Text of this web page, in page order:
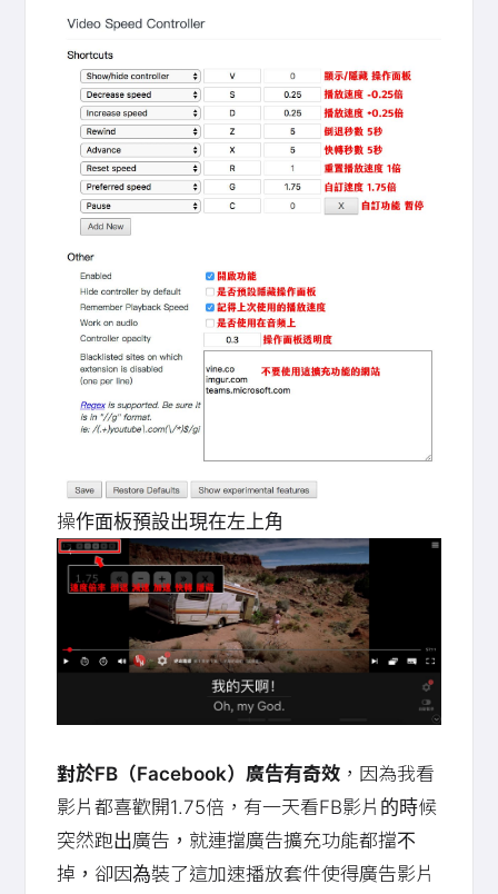
操作面板預設出現在左上角
對於FB（Facebook）廣告有奇效 ，因為我看
影片都喜歡開1.75倍，有一天看FB影片的時候
突然跑出廣告，就連擋廣告擴充功能都擋不
掉，卻因為裝了這加速播放套件使得廣告影片